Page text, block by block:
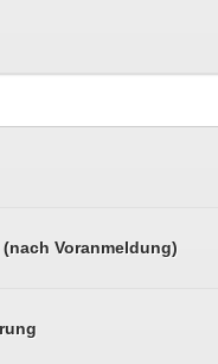
Voranmeldung)